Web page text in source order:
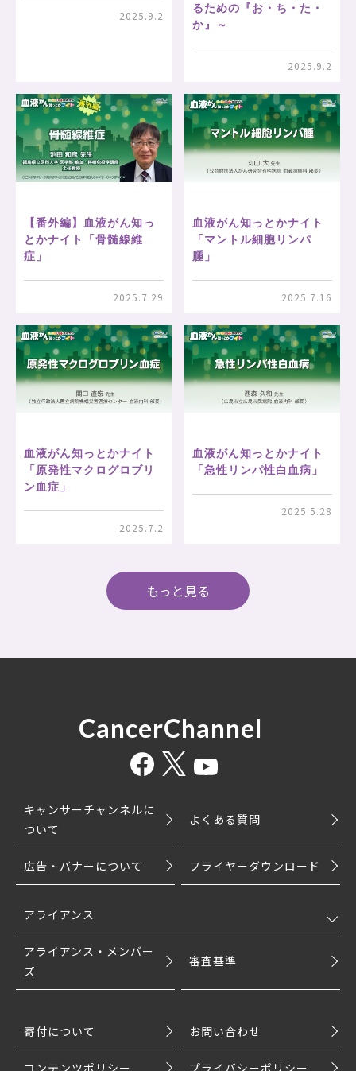
2025.9.2
るための『お・ち・た・
か』～
2025.9.2
【番外編】血液がん知っ
とかナイト「骨髄線維
症」
2025.7.29
血液がん知っとかナイト
「マントル細胞リンパ
腫」
2025.7.16
血液がん知っとかナイト
「原発性マクログロブリ
ン血症」
2025.7.2
血液がん知っとかナイト
「急性リンパ性白血病」
2025.5.28
もっと見る
CancerChannel
キャンサーチャンネルに
ついて
よくある質問
広告・バナーについて フライヤーダウンロード
アライアンス
アライアンス・メンバー
ズ
審査基準
寄付について お問い合わせ
コンテンツポリシー プライバシーポリシー